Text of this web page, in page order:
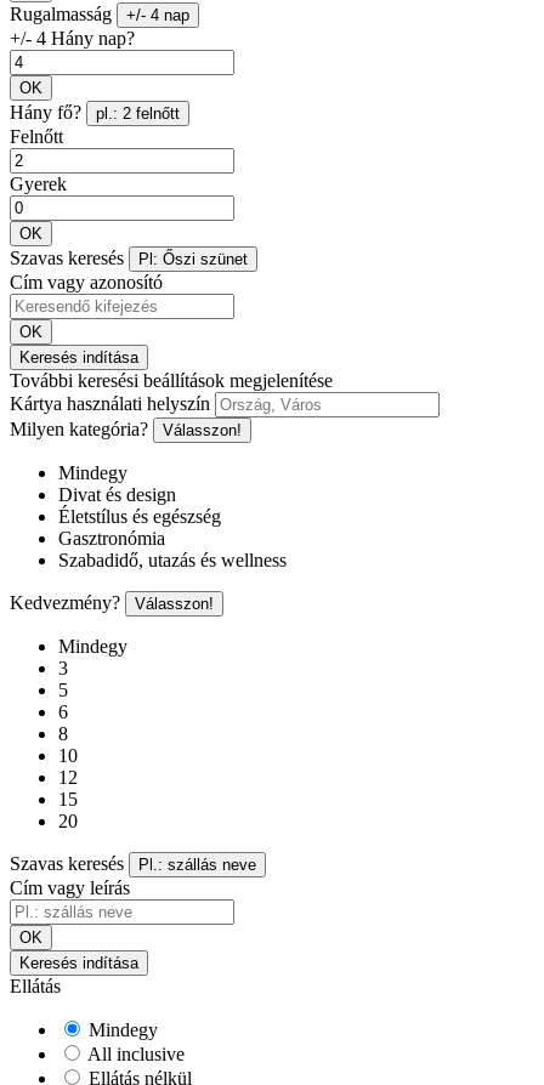
Rugalmasság +/- 4 nap
+/- 4 Hány nap?
OK
Hány fő? pl.: 2 felnőtt
Felnőtt
Gyerek
OK
Szavas keresés Pl: Őszi szünet
Cím vagy azonosító
OK
Keresés indítása
További keresési beállítások megjelenítése
Kártya használati helyszín
Milyen kategória?
Válasszon!
Mindegy
Divat és design
Életstílus és egészség
Gasztronómia
Szabadidő, utazás és wellness
Kedvezmény? Válasszon!
Mindegy
3
5
6
8
10
12
15
20
Szavas keresés Pl.: szállás neve
Cím vagy leírás
OK
Keresés indítása
Ellátás
Mindegy
All inclusive
Ellátás nélkül